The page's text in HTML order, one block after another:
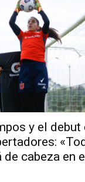
y el debut
de cabeza en